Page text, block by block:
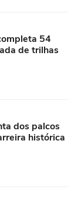
54
de trilhas
dos palcos
histórica